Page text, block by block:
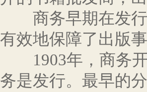
商务早期在发行
有效地保障了出版
1903年，商务开
务是发行。最早的